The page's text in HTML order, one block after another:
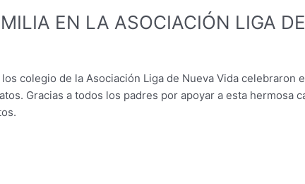
EN LA ASOCIACIÓN LIGA
colegio de la Asociación Liga de Nueva Vida
Gracias a todos los padres por apoyar a esta